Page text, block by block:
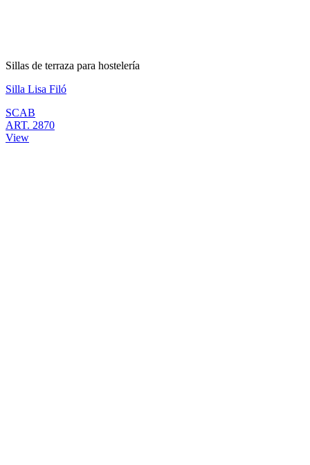
Sillas de terraza para hostelería
Silla Lisa Filó
SCAB
ART. 2870
View